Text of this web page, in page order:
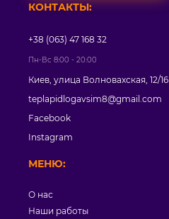
МЕНЮ:
О нас
Наши работы
КОНТАКТЫ:
+38 (063) 47 168 32
Пн-Вс 8:00 - 20:00
Киев, улица Волновахская, 12/16
teplapidlogavsim8@gmail.com
Facebook
Instagram